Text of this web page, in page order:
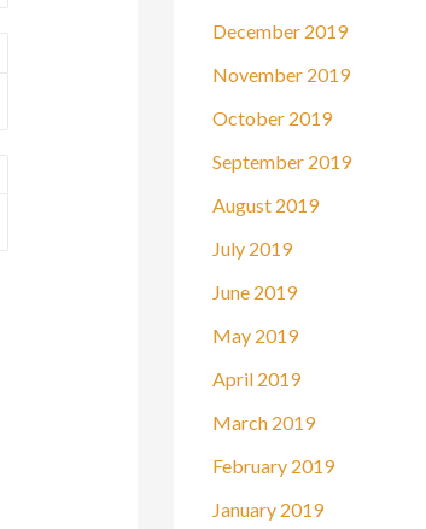
December 2019
November 2019
October 2019
September 2019
August 2019
July 2019
June 2019
May 2019
April 2019
March 2019
February 2019
January 2019